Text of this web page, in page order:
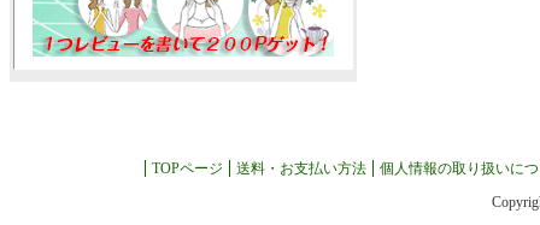
TOPページ 送料・お支払い方法
個人情報の取り扱いに